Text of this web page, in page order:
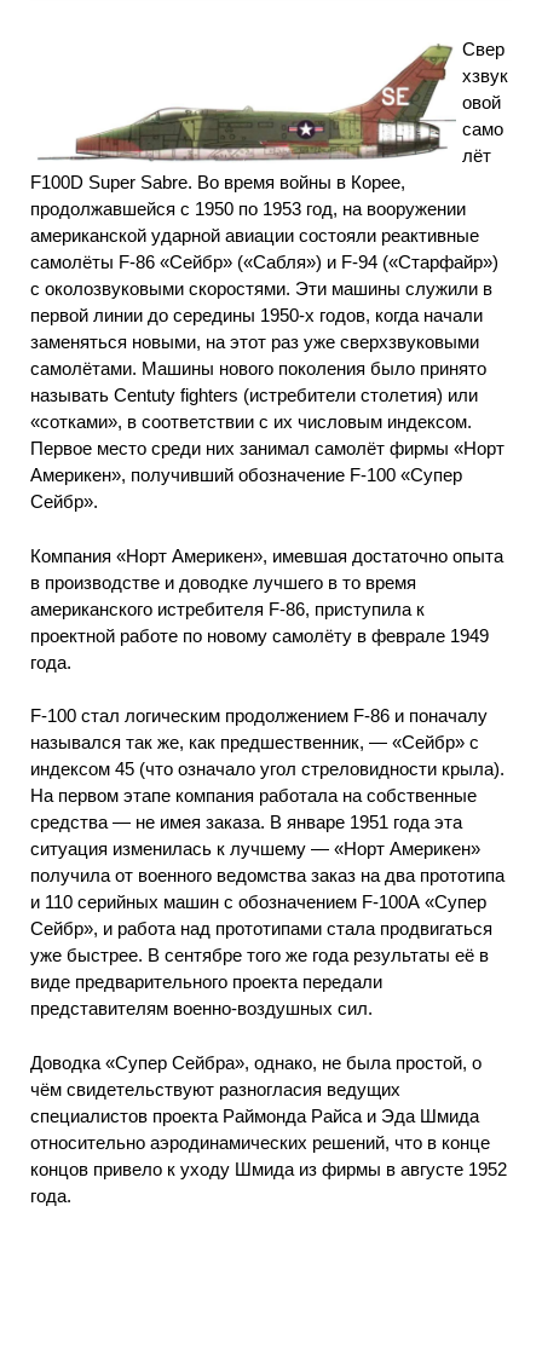
Свер
хзвук
овой
само
лёт
F100D Super Sabre. Во время войны в Корее,
продолжавшейся с 1950 по 1953 год, на вооружении
американской ударной авиации состояли реактивные
самолёты F-86 «Сейбр» («Сабля») и F-94 («Старфайр»)
с околозвуковыми скоростями. Эти машины служили в
первой линии до середины 1950-х годов, когда начали
заменяться новыми, на этот раз уже сверхзвуковыми
самолётами. Машины нового поколения было принято
называть Centuty fighters (истребители столетия) или
«сотками», в соответствии с их числовым индексом.
Первое место среди них занимал самолёт фирмы «Норт
Америкен», получивший обозначение F-100 «Супер
Сейбр».
Компания «Норт Америкен», имевшая достаточно опыта
в производстве и доводке лучшего в то время
американского истребителя F-86, приступила к
проектной работе по новому самолёту в феврале 1949
года.
F-100 стал логическим продолжением F-86 и поначалу
назывался так же, как предшественник, — «Сейбр» с
индексом 45 (что означало угол стреловидности крыла).
На первом этапе компания работала на собственные
средства — не имея заказа. В январе 1951 года эта
ситуация изменилась к лучшему — «Норт Америкен»
получила от военного ведомства заказ на два прототипа
и 110 серийных машин с обозначением F-100А «Супер
Сейбр», и работа над прототипами стала продвигаться
уже быстрее. В сентябре того же года результаты её в
виде предварительного проекта передали
представителям военно-воздушных сил.
Доводка «Супер Сейбра», однако, не была простой, о
чём свидетельствуют разногласия ведущих
специалистов проекта Раймонда Райса и Эда Шмида
относительно аэродинамических решений, что в конце
концов привело к уходу Шмида из фирмы в августе 1952
года.